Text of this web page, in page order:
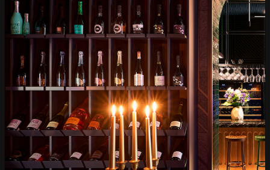
Над 1300 вина от цял
Физически магазини и
събития